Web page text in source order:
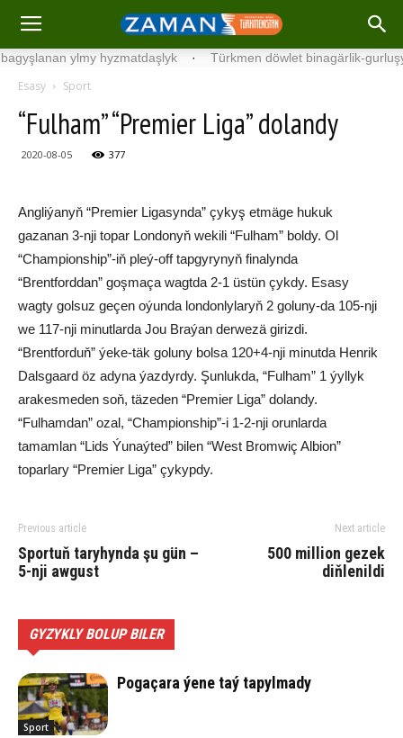
ylmy hyzmatdaşlyk · Türkmen döwlet binagärlik-gurluşyk
Esasy Sport
“Fulham” “Premier Liga” dolandy
2020-08-05 377
Angliýanyň “Premier Ligasynda” çykyş etmäge hukuk
gazanan 3-nji topar Londonyň wekili “Fulham” boldy. Ol
“Championship”-iň pleý-off tapgyrynyň finalynda
“Brentforddan” goşmaça wagtda 2-1 üstün çykdy. Esasy
wagty golsuz geçen oýunda londonlylaryň 2 goluny-da 105-nji
we 117-nji minutlarda Jou Braýan derwezä girizdi.
“Brentforduň” ýeke-täk goluny bolsa 120+4-nji minutda Henrik
Dalsgaard öz adyna ýazdyrdy. Şunlukda, “Fulham” 1 ýyllyk
arakesmeden soň, täzeden “Premier Liga” dolandy.
“Fulhamdan” ozal, “Championship”-i 1-2-nji orunlarda
tamamlan “Lids Ýunaýted” bilen “West Bromwiç Albion”
toparlary “Premier Liga” çykypdy.
Previous article
Sportuň taryhynda şu gün –
5-nji awgust
Next article
500 million gezek
diňlenildi
GYZYKLY BOLUP BILER
Sport
Pogaçara ýene taý tapylmady